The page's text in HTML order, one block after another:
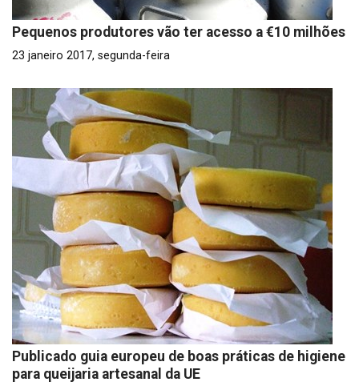
Pequenos produtores vão ter acesso a €10 milhões
23 janeiro 2017, segunda-feira
Publicado guia europeu de boas práticas de higiene
para queijaria artesanal da UE